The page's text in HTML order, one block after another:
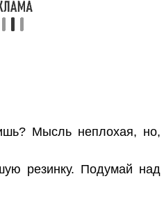
Мысль неплохая, но,
резинку. Подумай над